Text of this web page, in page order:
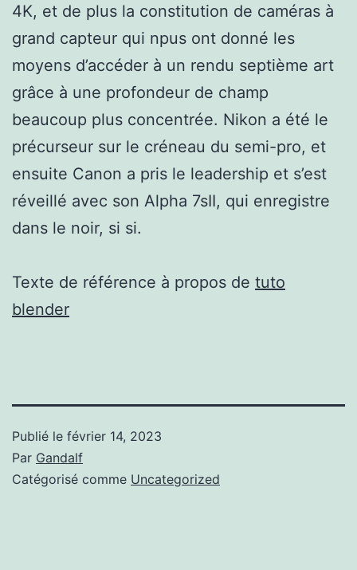
4K, et de plus la constitution de caméras à
grand capteur qui npus ont donné les
moyens d’accéder à un rendu septième art
grâce à une profondeur de champ
beaucoup plus concentrée. Nikon a été le
précurseur sur le créneau du semi-pro, et
ensuite Canon a pris le leadership et s’est
réveillé avec son Alpha 7sII, qui enregistre
dans le noir, si si.
Texte de référence à propos de tuto
blender
Publié le février 14, 2023
Par Gandalf
Catégorisé comme Uncategorized